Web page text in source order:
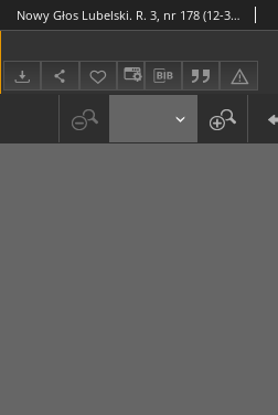
Nowy Głos Lubelski. R. 3, nr 178 (12-3 sierpnia 942)